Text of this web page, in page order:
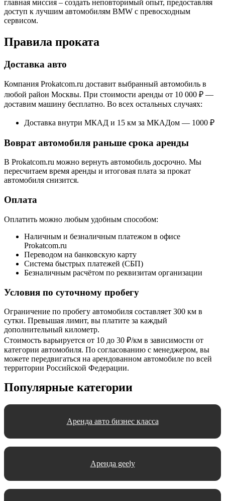
главная миссия – создать неповторимый опыт, предоставляя
доступ к лучшим автомобилям BMW с превосходным
сервисом.
Правила проката
Доставка авто
Компания Prokatcom.ru доставит выбранный автомобиль в
любой район Москвы. При стоимости аренды от 10 000 ₽ —
доставим машину бесплатно. Во всех остальных случаях:
Доставка внутри МКАД и 15 км за МКАДом — 1000 ₽
Воврат автомобиля раньше срока аренды
В Prokatcom.ru можно вернуть автомобиль досрочно. Мы
пересчитаем время аренды и итоговая плата за прокат
автомобиля снизится.
Оплата
Оплатить можно любым удобным способом:
Наличным и безналичным платежом в офисе
Prokatcom.ru
Переводом на банковскую карту
Система быстрых платежей (СБП)
Безналичным расчётом по реквизитам организации
Условия по суточному пробегу
Ограничение по пробегу автомобиля составляет 300 км в
сутки. Превышая лимит, вы платите за каждый
дополнительный километр.
Стоимость варьируется от 10 до 30 ₽/км в зависимости от
категории автомобиля. По согласованию с менеджером, вы
можете передвигаться на арендованном автомобиле по всей
территории Российской Федерации.
Популярные категории
Аренда авто бизнес класса
Аренда geely